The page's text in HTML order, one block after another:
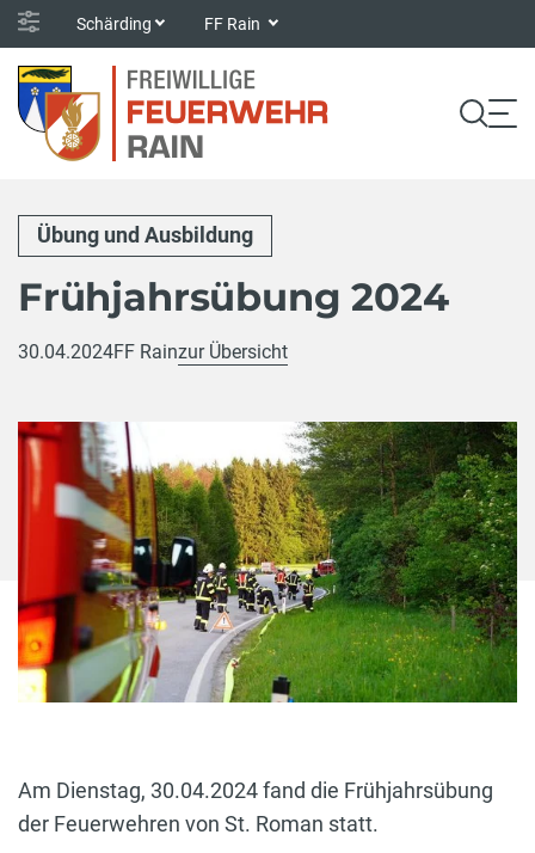
Schärding FF Rain
Übung und Ausbildung
Frühjahrsübung 2024
30.04.2024FF Rainzur Übersicht
Am Dienstag, 30.04.2024 fand die Frühjahrsübung
der Feuerwehren von St. Roman statt.